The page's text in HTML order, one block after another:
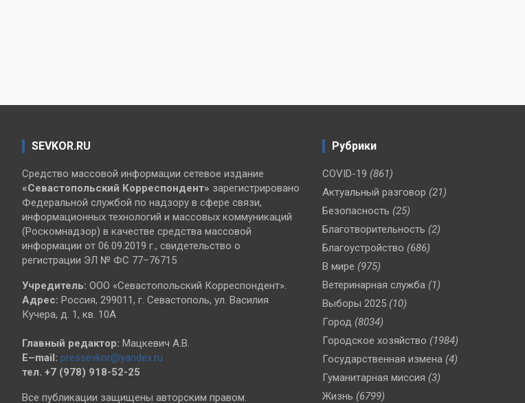
SEVKOR.RU
Средство массовой информации сетевое издание
«Севастопольский Корреспондент» зарегистрировано
Федеральной службой по надзору в сфере связи,
информационных технологий и массовых коммуникаций
(Роскомнадзор) в качестве средства массовой
информации от 06.09.2019 г., свидетельство о
регистрации ЭЛ № ФС 77–76715
Учредитель: ООО «Севастопольский Корреспондент».
Адрес: Россия, 299011, г. Севастополь, ул. Василия
Кучера, д. 1, кв. 10А
Главный редактор: Мацкевич А.В.
E–mail: pressevkor@yandex.ru
тел. +7 (978) 918-52-25
Все публикации защищены авторским правом.
Рубрики
COVID-19 (861)
Актуальный разговор (21)
Безопасность (25)
Благотворительность (2)
Благоустройство (686)
В мире (975)
Ветеринарная служба (1)
Выборы 2025 (10)
Город (8034)
Городское хозяйство (1984)
Государственная измена (4)
Гуманитарная миссия (3)
Жизнь (6799)